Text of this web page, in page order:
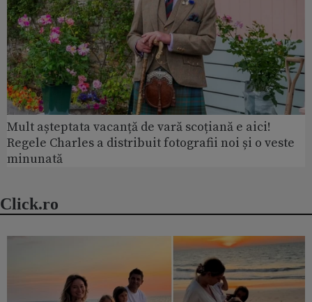
Mult așteptata vacanță de vară scoțiană e aici!
Regele Charles a distribuit fotografii noi și o veste
minunată
Click.ro